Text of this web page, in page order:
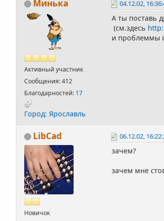
Минька
Активный участник
Сообщения: 412
Благодарностей: 17
Город: Ярославль
04.12.02,
А ты поставь
(см.здесь
и проблеммы
LibCad
Новичок
06.12.02,
зачем?
зачем мне